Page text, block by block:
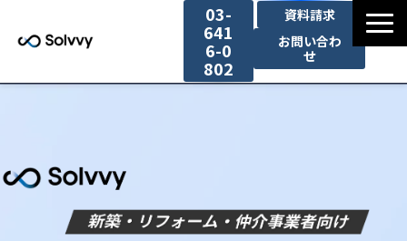
03-
641
6-0
802
資料請求
お問い合わ
せ
お役立ち情報